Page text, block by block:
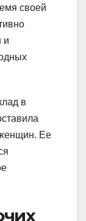
своей
и
в
женщин. Ее